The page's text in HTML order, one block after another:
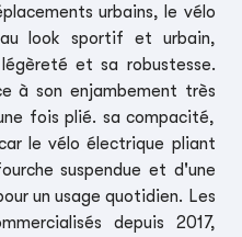
urbains, le vélo
look sportif et urbain,
et sa robustesse.
à son enjambement très
fois plié. sa compacité,
le vélo électrique pliant
suspendue et d'une
un usage quotidien. Les
depuis 2017,